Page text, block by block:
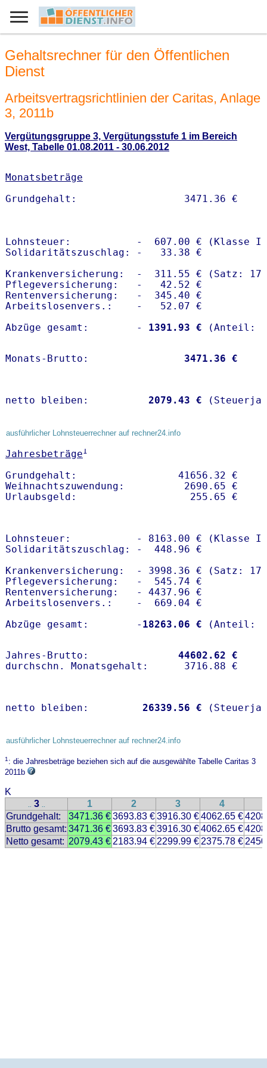
Gehaltsrechner für den Öffentlichen
Dienst
Arbeitsvertragsrichtlinien der Caritas, Anlage
3, 2011b
Vergütungsgruppe 3, Vergütungsstufe 1 im Bereich
West, Tabelle 01.08.2011 - 30.06.2012
Monatsbeträge
Lohnsteuer:           -  607.00 € (Klasse I)
Solidaritätszuschlag: -   33.38 €
Krankenversicherung:  -  311.55 € (Satz:
Pflegeversicherung:   -   42.52 €
Rentenversicherung:   -  345.40 €
Arbeitslosenvers.:    -   52.07 €
Abzüge gesamt:        -
1391.93 €
Monats-Brutto: 3471.36 €
netto bleiben: 2079.43 €
ausführlicher Lohnsteuerrechner auf rechner24.info
Jahresbeträge1
Grundgehalt:                 41656.32 €
Weihnachtszuwendung:          2690.65 €
Lohnsteuer:           - 8163.00 € (Klasse I)
Solidaritätszuschlag: -  448.96 €
Krankenversicherung:  - 3998.36 € (Satz:
Pflegeversicherung:   -  545.74 €
Rentenversicherung:   - 4437.96 €
Arbeitslosenvers.:    -  669.04 €
Abzüge gesamt:        - 18263.06 €
Jahres-Brutto: 44602.62 €
netto bleiben: 26339.56 €
ausführlicher Lohnsteuerrechner auf rechner24.info
1: die Jahresbeträge beziehen sich auf die ausgewählte Tabelle Caritas 3
2011b
K
.. 3 .. 1 2 3 4
Grundgehalt:
3471.36 €3693.83 €3916.30 €4062.65 €
Brutto gesamt: 3471.36 €3693.83 €3916.30 €4062.65 €
Netto gesamt: 2079.43 € 2183.94 € 2299.99 € 2375.78 €